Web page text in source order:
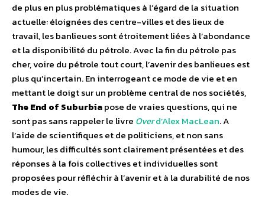
de plus en plus problématiques à l’égard de la situation
actuelle: éloignées des centre-villes et des lieux de
travail, les banlieues sont étroitement liées à l’abondance
et la disponibilité du pétrole. Avec la fin du pétrole pas
cher, voire du pétrole tout court, l’avenir des banlieues est
plus qu’incertain. En interrogeant ce mode de vie et en
mettant le doigt sur un problème central de nos sociétés,
The End of Suburbiapose de vraies questions, qui ne
sont pas sans rappeler le livre Overd’Alex MacLean. A
l’aide de scientifiques et de politiciens, et non sans
humour, les difficultés sont clairement présentées et des
réponses à la fois collectives et individuelles sont
proposées pour réfléchir à l’avenir et à la durabilité de nos
modes de vie.